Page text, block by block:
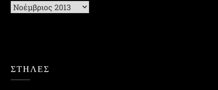
Ιστορικό
ΣΤΗΛΕΣ